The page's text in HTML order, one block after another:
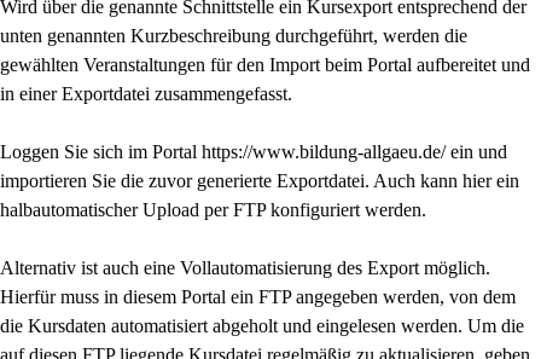
Wird über die genannte Schnittstelle ein Kursexport entsprechend der
unten genannten Kurzbeschreibung durchgeführt, werden die
gewählten Veranstaltungen für den Import beim Portal aufbereitet und
in einer Exportdatei zusammengefasst.
Loggen Sie sich im Portal https://www.bildung-allgaeu.de/ ein und
importieren Sie die zuvor generierte Exportdatei. Auch kann hier ein
halbautomatischer Upload per FTP konfiguriert werden.
Alternativ ist auch eine Vollautomatisierung des Export möglich.
Hierfür muss in diesem Portal ein FTP angegeben werden, von dem
die Kursdaten automatisiert abgeholt und eingelesen werden. Um die